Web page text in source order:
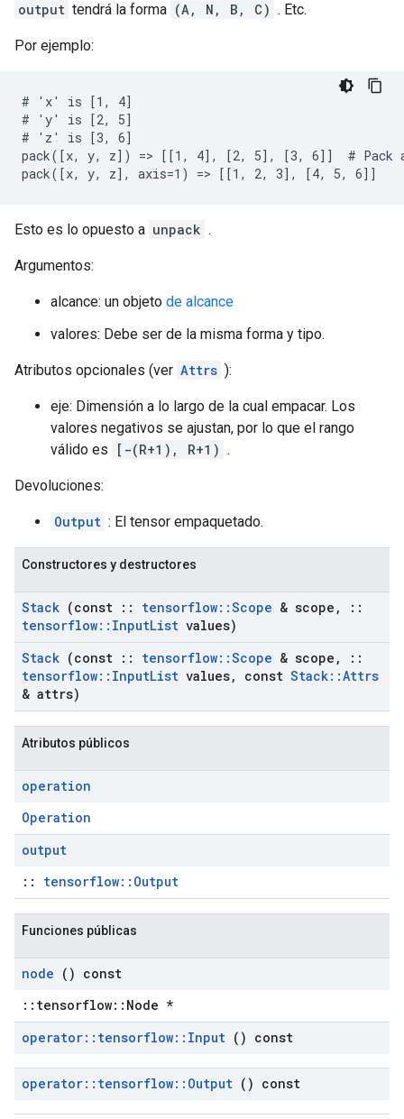
output tendrá la forma (A, N, B, C) . Etc.
Por ejemplo:
# 'x' is [1, 4]
# 'y' is [2, 5]
# 'z' is [3, 6]
pack([x, y, z]) => [[1, 4], [2, 5], [3, 6]]  # Pack
pack([x, y, z], axis=1) => [[1, 2, 3], [4, 5, 6]]
Esto es lo opuesto a unpack .
Argumentos:
alcance: un objeto de alcance
valores: Debe ser de la misma forma y tipo.
Atributos opcionales (ver Attrs ):
eje: Dimensión a lo largo de la cual empacar. Los
valores negativos se ajustan, por lo que el rango
válido es
[-(R+1), R+1) .
Devoluciones:
Output : El tensor empaquetado.
Constructores y destructores
Stack (const :: tensorflow::Scope & scope ,
::
tensorflow:: InputList values)
Stack (const :: tensorflow::Scope & scope ,
::
tensorflow:: InputList values, const Stack::Attrs
& attrs)
Atributos públicos
operation
Operation
output
:: tensorflow::Output
Funciones públicas
node () const
::tensorflow::Node *
operator:: tensorflow:: Input () const
operator:: tensorflow:: Output () const